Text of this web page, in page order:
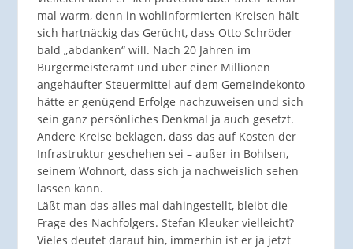
mal warm, denn in wohlinformierten Kreisen hält
sich hartnäckig das Gerücht, dass Otto Schröder
bald „abdanken“ will. Nach 20 Jahren im
Bürgermeisteramt und über einer Millionen
angehäufter Steuermittel auf dem Gemeindekonto
hätte er genügend Erfolge nachzuweisen und sich
sein ganz persönliches Denkmal ja auch gesetzt.
Andere Kreise beklagen, dass das auf Kosten der
Infrastruktur geschehen sei – außer in Bohlsen,
seinem Wohnort, dass sich ja nachweislich sehen
lassen kann.
Läßt man das alles mal dahingestellt, bleibt die
Frage des Nachfolgers. Stefan Kleuker vielleicht?
Vieles deutet darauf hin, immerhin ist er ja jetzt